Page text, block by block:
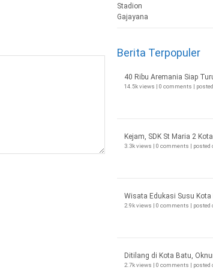
Berita Terpopuler
40 Ribu Aremania Siap
14.5k views | 0 comments |
Kejam, SDK St Maria 2 Kota
3.3k views | 0 comments | posted
Wisata Edukasi Susu Kota
2.9k views | 0 comments | posted
Ditilang di Kota Batu,
2.7k views | 0 comments | posted